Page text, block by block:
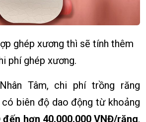
ghép xương thì sẽ tính thêm
phí ghép xương.
Tâm, chi phí trồng răng
biên độ dao động từ khoảng
đến hơn 40.000.000 VNĐ/răng.